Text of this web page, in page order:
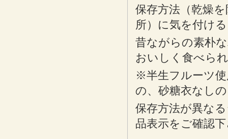
保存方法（乾燥
所）に気を付け
昔ながらの素朴
おいしく食べら
※半生フルーツ
の、砂糖衣なし
保存方法が異な
品表示をご確認